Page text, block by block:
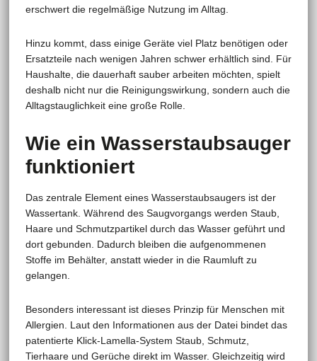
erschwert die regelmäßige Nutzung im Alltag.
Hinzu kommt, dass einige Geräte viel Platz benötigen oder
Ersatzteile nach wenigen Jahren schwer erhältlich sind. Für
Haushalte, die dauerhaft sauber arbeiten möchten, spielt
deshalb nicht nur die Reinigungswirkung, sondern auch die
Alltagstauglichkeit eine große Rolle.
Wie ein Wasserstaubsauger
funktioniert
Das zentrale Element eines Wasserstaubsaugers ist der
Wassertank. Während des Saugvorgangs werden Staub,
Haare und Schmutzpartikel durch das Wasser geführt und
dort gebunden. Dadurch bleiben die aufgenommenen
Stoffe im Behälter, anstatt wieder in die Raumluft zu
gelangen.
Besonders interessant ist dieses Prinzip für Menschen mit
Allergien. Laut den Informationen aus der Datei bindet das
patentierte Klick-Lamella-System Staub, Schmutz,
Tierhaare und Gerüche direkt im Wasser. Gleichzeitig wird